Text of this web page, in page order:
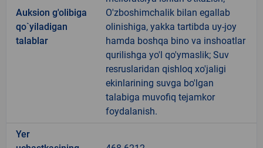
Auksion g'olibiga
qo`yiladigan
talablar
O'zboshimchalik bilan egallab
olinishiga, yakka tartibda uy-joy
hamda boshqa bino va inshoatlar
qurilishga yo'l qo'ymaslik; Suv
resruslaridan qishloq xo'jaligi
ekinlarining suvga bo'lgan
talabiga muvofiq tejamkor
foydalanish.
Yer